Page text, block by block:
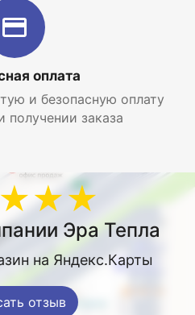
оплата
и безопасную оплату
получении заказа
Эра Тепла
на Яндекс.Карты
отзыв